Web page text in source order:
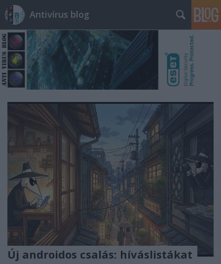
Antivírus blog
Új androidos csalás: híváslistákat